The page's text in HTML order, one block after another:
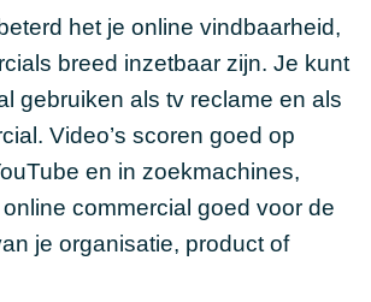
het je online vindbaarheid,
breed inzetbaar zijn. Je kunt
gebruiken als tv reclame en als
Video’s scoren goed op
en in zoekmachines,
commercial goed voor de
je organisatie, product of